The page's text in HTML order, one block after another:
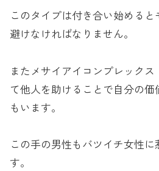
このタイプは付き合い始める
避けなければなりません。
またメサイアイコンプレック
て他人を助けることで自分の
もいます。
この手の男性もバツイチ女性
す。